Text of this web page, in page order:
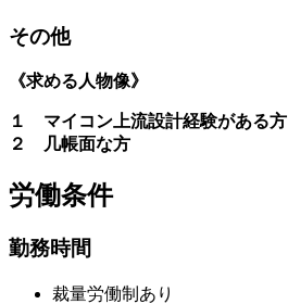
その他
《求める人物像》
１ マイコン上流設計経験がある方
２ 几帳面な方
労働条件
勤務時間
裁量労働制あり